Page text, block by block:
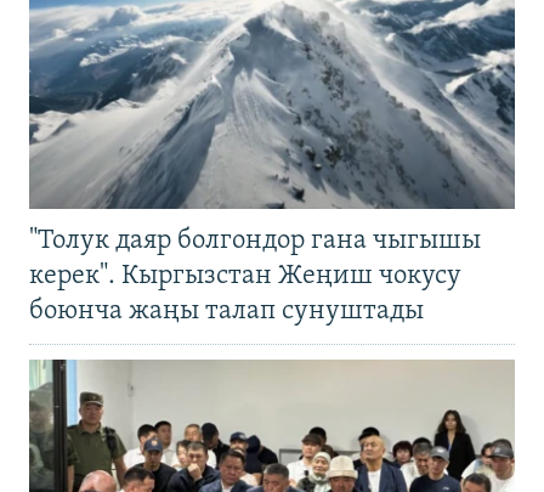
"Толук даяр болгондор гана чыгышы
керек". Кыргызстан Жеңиш чокусу
боюнча жаңы талап сунуштады